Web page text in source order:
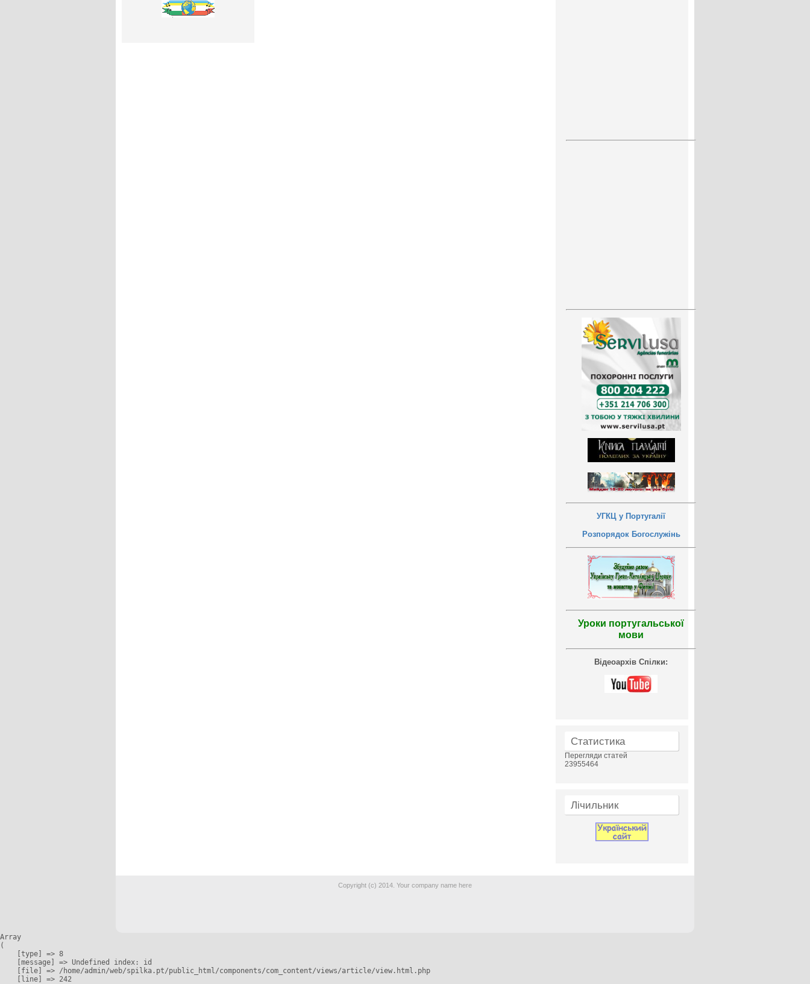
УГКЦ у Португалії
Розпорядок Богослужінь
Уроки португальської
мови
Відеоархів Спілки:
Статистика
Перегляди статей
23955464
Лічильник
Copyright (c) 2014. Your company name here
Array
(
    [type] => 8
    [message] => Undefined index: id
    [file] => /home/admin/web/spilka.pt/public_html/components/com_content/views/article/view.html.php
    [line] => 242